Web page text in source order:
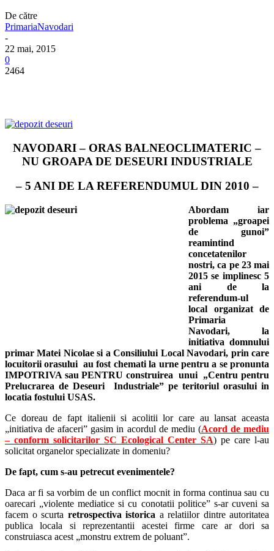
De către
PrimariaNavodari
-
22 mai, 2015
0
2464
NAVODARI – ORAS BALNEOCLIMATERIC –
NU GROAPA DE DESEURI INDUSTRIALE
– 5 ANI DE LA REFERENDUMUL DIN 2010 –
Abordam iar
problema „groapei
de gunoi”
reamintind
concetatenilor
nostri, ca pe 23 mai
2015 se implinesc 5
ani de la
referendum-ul
local organizat de
Primaria
Navodari, la
initiativa domnului
primar Matei Nicolae si a Consiliului Local Navodari, prin care
locuitorii orasului au fost chemati la urne pentru a se pronunta
IMPOTRIVA sau PENTRU construirea unui „Centru pentru
Prelucrarea de Deseuri Industriale” pe teritoriul orasului in
locatia fostului USAS.
Ce doreau de fapt italienii si acolitii lor care au lansat aceasta
„initiativa de afaceri” gasim in acordul de mediu (Acord de mediu
– conform solicitarilor SC Ecological Center SA) pe care l-au
solicitat organelor specializate in domeniu?
De fapt, cum s-au petrecut evenimentele?
Daca ar fi sa vorbim de un conflict mocnit in forma continua sau cu
oarecari „violente mediatice si cu conotatii politice” s-ar cuveni sa
facem o scurta retrospectiva istorica a relatiilor dintre autoritatea
publica locala si reprezentantii acestei firme care ar dori sa
construiasca acest „monstru extrem de poluant”.